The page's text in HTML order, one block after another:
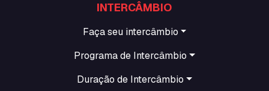
INTERCÂMBIO
Faça seu intercâmbio
Programa de Intercâmbio
Duração de Intercâmbio